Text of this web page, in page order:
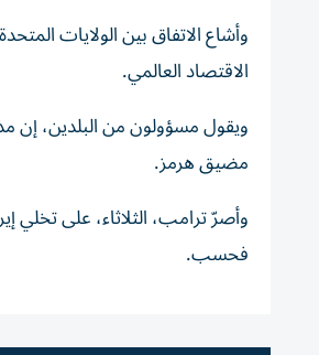
وأشاع الاتفاق بين الولايات
الاقتصاد العالمي.
مضيق هرمز.
وأصرّ ترامب، الثلاثاء، على تخلي
فحسب.